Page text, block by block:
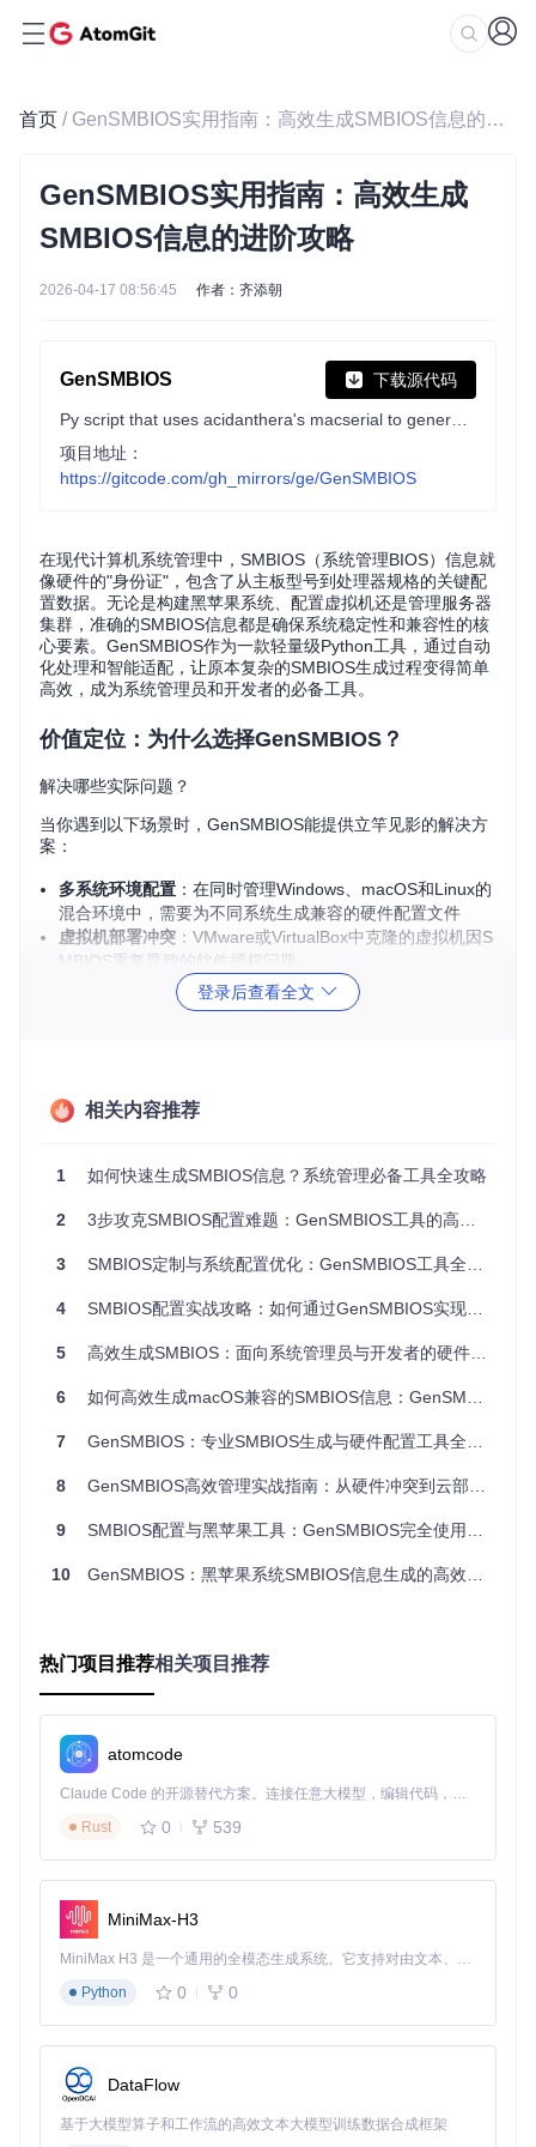
首页 / GenSMBIOS实用指南：高效生成SMBIOS信息的进阶攻略
GenSMBIOS实用指南：高效生成
SMBIOS信息的进阶攻略
2026-04-17 08:56:45 作者：齐添朝
GenSMBIOS 下载源代码
项目地址：
https://gitcode.com/gh_mirrors/ge/GenSMBIOS
在现代计算机系统管理中，SMBIOS（系统管理BIOS）信息就
像硬件的"身份证"，包含了从主板型号到处理器规格的关键配
置数据。无论是构建黑苹果系统、配置虚拟机还是管理服务器
集群，准确的SMBIOS信息都是确保系统稳定性和兼容性的核
心要素。GenSMBIOS作为一款轻量级Python工具，通过自动
化处理和智能适配，让原本复杂的SMBIOS生成过程变得简单
高效，成为系统管理员和开发者的必备工具。
价值定位：为什么选择GenSMBIOS？
解决哪些实际问题？
当你遇到以下场景时，GenSMBIOS能提供立竿见影的解决方
案：
多系统环境配置 ：在同时管理Windows、macOS和Linux的
混合环境中，需要为不同系统生成兼容的硬件配置文件
虚拟机部署冲突 ：VMware或VirtualBox中克隆的虚拟机因S
MBIOS重复导致的软件授权问题
：企业部署中需要为数十台设备快速生成唯一
与手动编辑或其他工具相比，GenSMBIOS的差异化优势体现
零依赖部署：自动下载并配置必要组件（如macserial工
跨平台兼容：通过Python脚本实现Windows/macOS/Linux
全平台支持，无需针对不同系统重新学习
智能配置识别：自动检测Clover和OpenCore引导文件结
构，避免格式错误
减少重复劳动
场景化应用：从基础到高级的实战案例
虚拟机环境配置
在虚拟化测试环境中，每个虚拟机需要唯一的SMBIOS信息以
避免因重复序列号导致的软件授权冲突
# 启动工具后选择对应选项
1. Generate SMBIOS
2. Select MacBookPro16,2
企业批量部署
学校机房或企业办公环境需要快速配置多台计算机时：
生成的配置自动保存为标准化格式
支持按批次编号命名，便于管理
开发测试环境
快速切换不同SMBIOS配置测试驱动兼容性
模拟特定硬件环境复现问题
生成极端配置测试边界条件
技术解析：GenSMBIOS的内部工作机制
登录后查看全文
相关内容推荐
1 如何快速生成SMBIOS信息？系统管理必备工具全攻略
2 3步攻克SMBIOS配置难题：GenSMBIOS工具的高效解决方案
3 SMBIOS定制与系统配置优化：GenSMBIOS工具全方位应用指南
4 SMBIOS配置实战攻略：如何通过GenSMBIOS实现系统硬件信息精准定制
5 高效生成SMBIOS：面向系统管理员与开发者的硬件配置定制指南
6 如何高效生成macOS兼容的SMBIOS信息：GenSMBIOS工具全解析
7 GenSMBIOS：专业SMBIOS生成与硬件配置工具全攻略
8 GenSMBIOS高效管理实战指南：从硬件冲突到云部署的全流程解决方案
9 SMBIOS配置与黑苹果工具：GenSMBIOS完全使用指南
10 GenSMBIOS：黑苹果系统SMBIOS信息生成的高效解决方案
热门项目推荐相关项目推荐
atomcode
Claude Code 的开源替代方案。连接任意大模型，编辑代码，运行命令，自动验证 — 全自动执行。用 Rust 构建，极致性能。 ｜ An open-source alternative to Claude Code. Connect any LLM, edit code, run commands, and verify changes — autonomously. Built in Rust for speed. Get Started
Rust
0 539
MiniMax-H3
MiniMax H3 是一个通用的全模态生成系统。它支持对由文本、图像、视频和音频组成的多模态上下文进行统一理解，并能生成分辨率高达 2K、时长可达 15 秒的带原生立体声音频的视频。得益于面向任务泛化的系统设计，H3 在预训练阶段就已具备广泛的多模态上下文理解与生成能力，能够出色地执行复杂的多模态指令。
Python
0 0
DataFlow
基于大模型算子和工作流的高效文本大模型训练数据合成框架